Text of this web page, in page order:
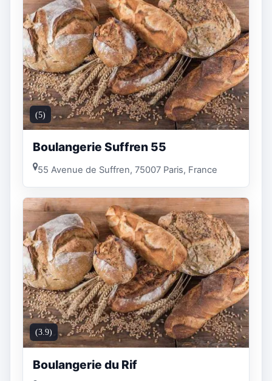
(5)
Boulangerie Suffren 55
55 Avenue de Suffren, 75007 Paris, France
(3.9)
Boulangerie du Rif